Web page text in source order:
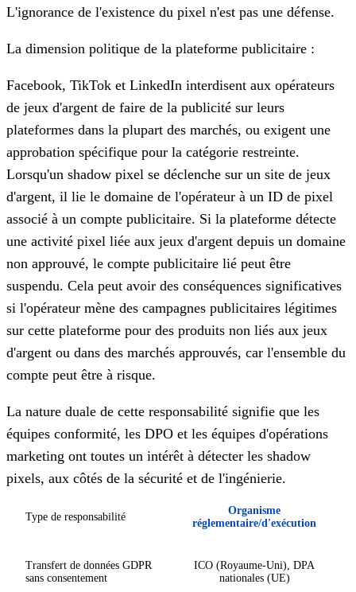
L'ignorance de l'existence du pixel n'est pas une défense.
La dimension politique de la plateforme publicitaire :
Facebook, TikTok et LinkedIn interdisent aux opérateurs
de jeux d'argent de faire de la publicité sur leurs
plateformes dans la plupart des marchés, ou exigent une
approbation spécifique pour la catégorie restreinte.
Lorsqu'un shadow pixel se déclenche sur un site de jeux
d'argent, il lie le domaine de l'opérateur à un ID de pixel
associé à un compte publicitaire. Si la plateforme détecte
une activité pixel liée aux jeux d'argent depuis un domaine
non approuvé, le compte publicitaire lié peut être
suspendu. Cela peut avoir des conséquences significatives
si l'opérateur mène des campagnes publicitaires légitimes
sur cette plateforme pour des produits non liés aux jeux
d'argent ou dans des marchés approuvés, car l'ensemble du
compte peut être à risque.
La nature duale de cette responsabilité signifie que les
équipes conformité, les DPO et les équipes d'opérations
marketing ont toutes un intérêt à détecter les shadow
pixels, aux côtés de la sécurité et de l'ingénierie.
Type de responsabilité
Organisme
réglementaire/d'exécution
Transfert de données GDPR
sans consentement
ICO (Royaume-Uni), DPA
nationales (UE)